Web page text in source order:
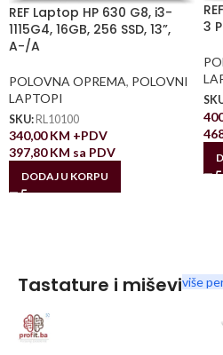
REF Laptop HP 630 G8, i3-
1115G4, 16GB, 256 SSD, 13”,
A-/A
POLOVNA OPREMA, POLOVNI
LAPTOPI
SKU: RL10100
340,00KM +PDV
397,80KM sa PDV
DODAJ U KORPU
3
Tastature i miševiviše